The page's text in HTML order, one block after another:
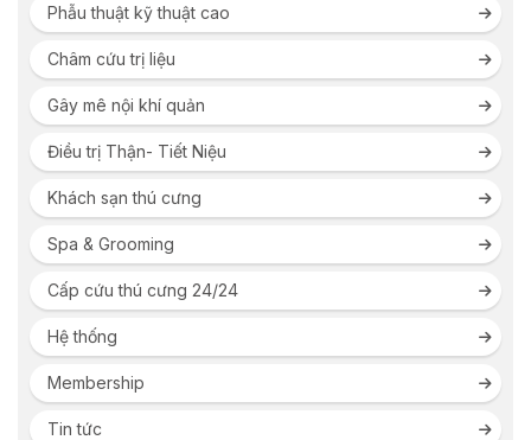
Phẫu thuật kỹ thuật cao
Châm cứu trị liệu
Gây mê nội khí quản
Điều trị Thận- Tiết Niệu
Khách sạn thú cưng
Spa & Grooming
Cấp cứu thú cưng 24/24
Hệ thống
Membership
Tin tức